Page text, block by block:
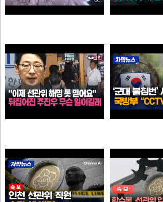
타짜신정환
애플
타짜신정환
크롬